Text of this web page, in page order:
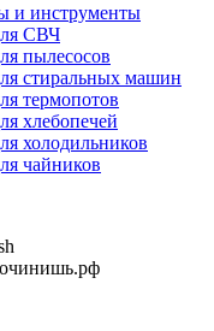
и инструменты
СВЧ
пылесосов
стиральных машин
термопотов
хлебопечей
холодильников
чайников